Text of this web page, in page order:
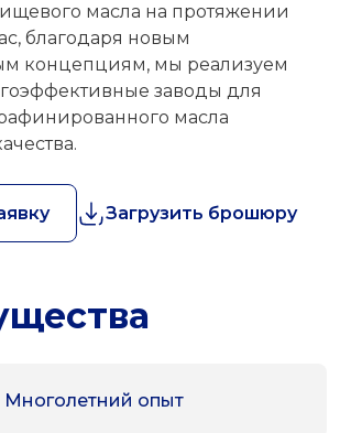
масла на протяжении
благодаря новым
концепциям, мы реализуем
заводы для
масла
Загрузить брошюру
Многолетний опыт